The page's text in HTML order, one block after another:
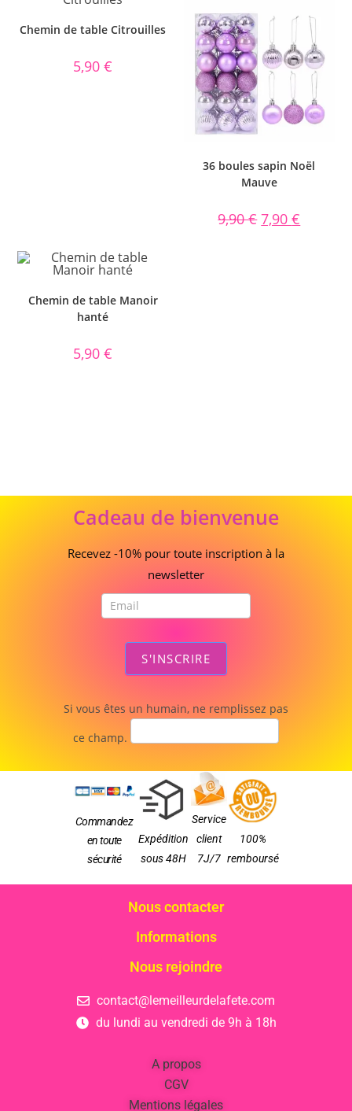
Chemin de table Citrouilles
5,90€
36 boules sapin Noël
Mauve
9,90€ 7,90€
Chemin de table Manoir
hanté
5,90€
deCadeau de bienvenue
Recevez -10% pour toute inscription à la
newsletter
S'INSCRIRE
Si vous êtes un humain, ne remplissez pas
ce champ.
Commandez
en toute
sécurité
Expédition
sous 48H
Service
client
7J/7
100%
remboursé
Nous contacter
Informations
Nous rejoindre
contact@lemeilleurdelafete.com
du lundi au vendredi de 9h à 18h
A propos
CGV
Mentions légales